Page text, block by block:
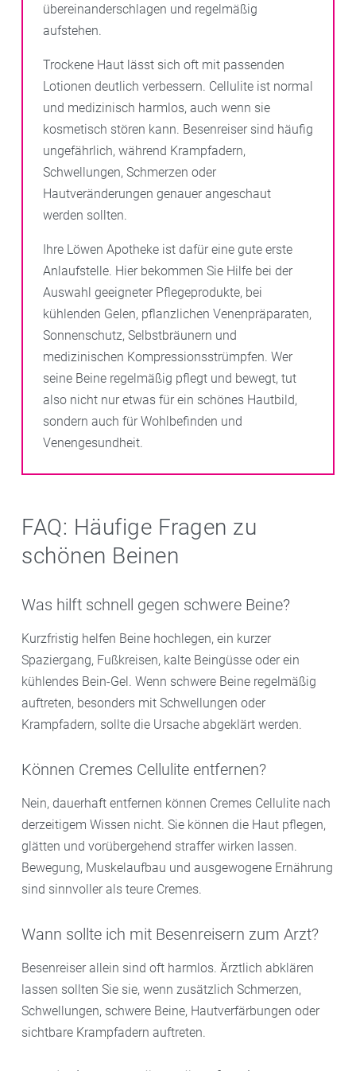
übereinanderschlagen und regelmäßig
aufstehen.
Trockene Haut lässt sich oft mit passenden
Lotionen deutlich verbessern. Cellulite ist normal
und medizinisch harmlos, auch wenn sie
kosmetisch stören kann. Besenreiser sind häufig
ungefährlich, während Krampfadern,
Schwellungen, Schmerzen oder
Hautveränderungen genauer angeschaut
werden sollten.
Ihre Löwen Apotheke ist dafür eine gute erste
Anlaufstelle. Hier bekommen Sie Hilfe bei der
Auswahl geeigneter Pflegeprodukte, bei
kühlenden Gelen, pflanzlichen Venenpräparaten,
Sonnenschutz, Selbstbräunern und
medizinischen Kompressionsstrümpfen. Wer
seine Beine regelmäßig pflegt und bewegt, tut
also nicht nur etwas für ein schönes Hautbild,
sondern auch für Wohlbefinden und
Venengesundheit.
FAQ: Häufige Fragen zu
schönen Beinen
Was hilft schnell gegen schwere Beine?
Kurzfristig helfen Beine hochlegen, ein kurzer
Spaziergang, Fußkreisen, kalte Beingüsse oder ein
kühlendes Bein-Gel. Wenn schwere Beine regelmäßig
auftreten, besonders mit Schwellungen oder
Krampfadern, sollte die Ursache abgeklärt werden.
Können Cremes Cellulite entfernen?
Nein, dauerhaft entfernen können Cremes Cellulite nach
derzeitigem Wissen nicht. Sie können die Haut pflegen,
glätten und vorübergehend straffer wirken lassen.
Bewegung, Muskelaufbau und ausgewogene Ernährung
sind sinnvoller als teure Cremes.
Wann sollte ich mit Besenreisern zum Arzt?
Besenreiser allein sind oft harmlos. Ärztlich abklären
lassen sollten Sie sie, wenn zusätzlich Schmerzen,
Schwellungen, schwere Beine, Hautverfärbungen oder
sichtbare Krampfadern auftreten.